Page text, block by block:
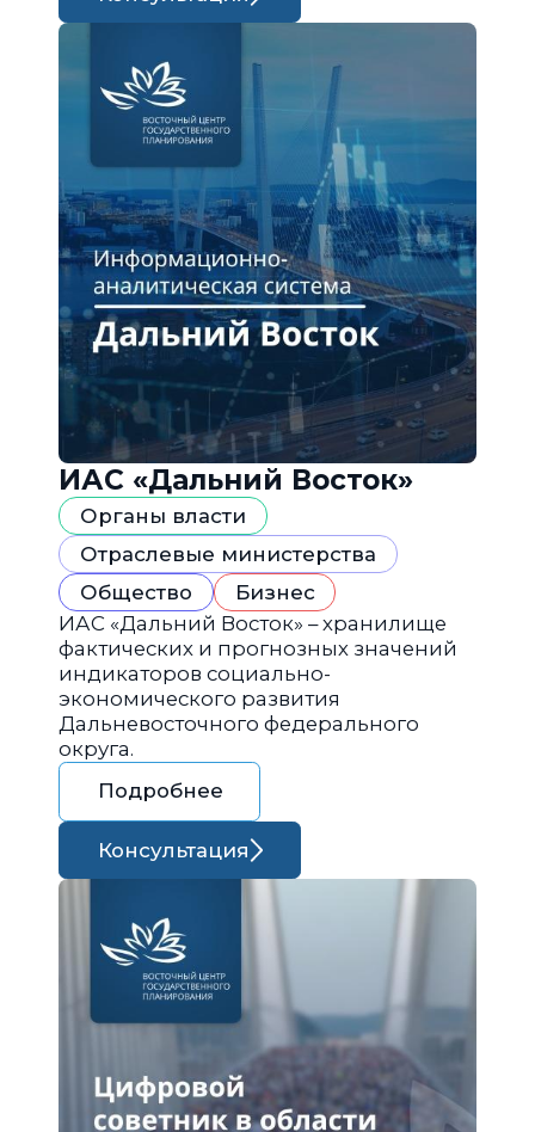
ИАС «Дальний Восток»
Органы власти
Отраслевые министерства
Общество
Бизнес
ИАС «Дальний Восток» – хранилище
фактических и прогнозных значений
индикаторов социально-
экономического развития
Дальневосточного федерального
округа.
Подробнее
Консультация